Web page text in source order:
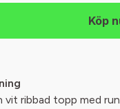
vit ribbad topp med